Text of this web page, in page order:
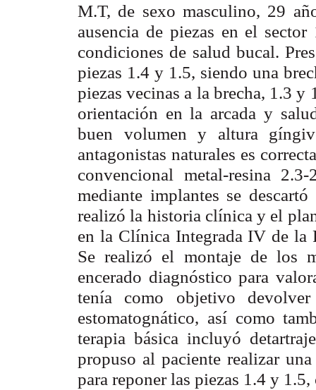
M.T, de sexo masculino, 29
ausencia de piezas en el
condiciones de salud bucal.
piezas 1.4 y 1.5, siendo una
piezas vecinas a la brecha, 1.3 y
orientación en la arcada y
buen volumen y altura
antagonistas naturales es
convencional metal-resina
mediante implantes se
realizó la historia clínica y el
en la Clínica Integrada IV de
Se realizó el montaje de los
encerado diagnóstico para
tenía como objetivo
estomatognático, así como
terapia básica incluyó
propuso al paciente realizar
para reponer las piezas 1.4 y